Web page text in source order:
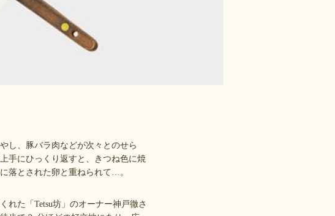
し、豚バラ肉などが次々とのせら
手にひっくり返すと、きつね色に焼
落とされた卵と重ねられて…。
た「Tetsu坊」のオーナー神戸徹さ